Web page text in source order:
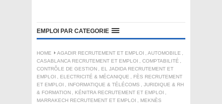
EMPLOI PAR CATEGORIE
HOME AGADIR RECRUTEMENT ET EMPLOI , AUTOMOBILE ,
CASABLANCA RECRUTEMENT ET EMPLOI , COMPTABILITÉ ,
CONTRÔLE DE GESTION , EL JADIDA RECRUTEMENT ET
EMPLOI , ELECTRICITÉ & MÉCANIQUE , FÈS RECRUTEMENT
ET EMPLOI , INFORMATIQUE & TÉLÉCOMS , JURIDIQUE & RH
& FORMATION , KÉNITRA RECRUTEMENT ET EMPLOI ,
MARRAKECH RECRUTEMENT ET EMPLOI , MEKNÈS